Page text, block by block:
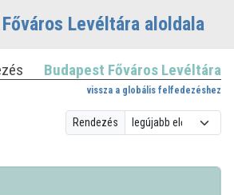
Levéltára aloldala
Budapest Főváros Levéltára
vissza a globális felfedezéshez
Rendezés